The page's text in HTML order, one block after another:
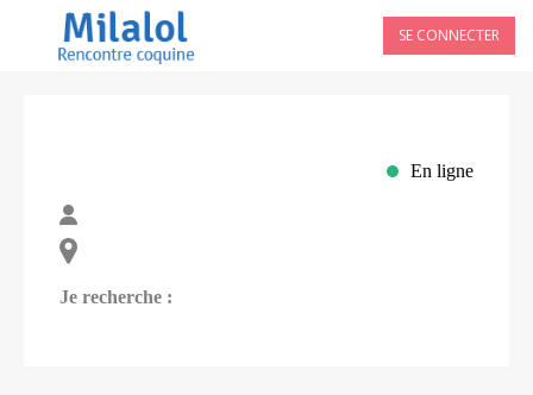
SE CONNECTER
En ligne
Je recherche :